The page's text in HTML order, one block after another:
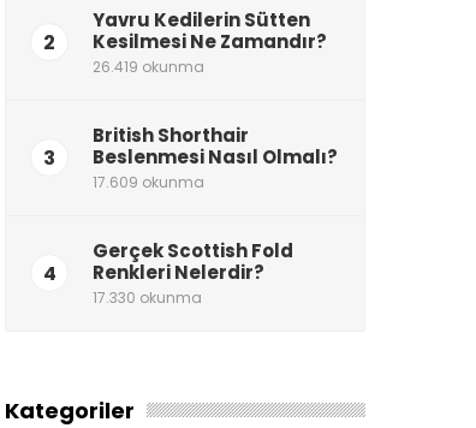
2
Yavru Kedilerin Sütten
Kesilmesi Ne Zamandır?
26.419 okunma
3
British Shorthair
Beslenmesi Nasıl Olmalı?
17.609 okunma
4
Gerçek Scottish Fold
Renkleri Nelerdir?
17.330 okunma
Kategoriler